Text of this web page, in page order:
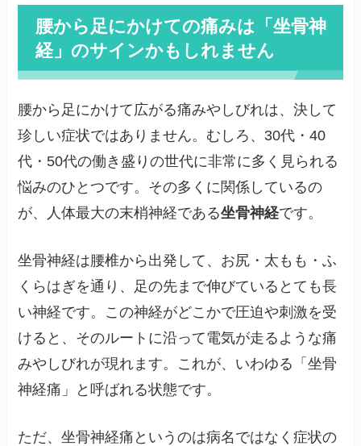
腰から足にかけての痛みは「坐骨神
経」のサインかもしれません
腰から足にかけて広がる痛みやしびれは、決して
珍しい症状ではありません。むしろ、30代・40
代・50代の働き盛りの世代に非常に多く見られる
悩みのひとつです。その多くに関係しているの
が、人体最大の末梢神経である坐骨神経です。
坐骨神経は腰椎から出発して、お尻・太もも・ふ
くらはぎを通り、足の先まで伸びているとても長
い神経です。この神経がどこかで圧迫や刺激を受
けると、そのルートに沿って電気が走るような痛
みやしびれが現れます。これが、いわゆる「坐骨
神経痛」と呼ばれる状態です。
ただ、坐骨神経痛というのは病名ではなく症状の